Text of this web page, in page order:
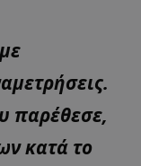
παρέθεσε,
κατά το